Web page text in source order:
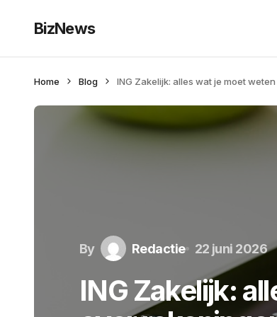
BizNews
Home Blog ING Zakelijk: alles wat je moet
By Redactie 22 juni 2026
ING Zakelijk: